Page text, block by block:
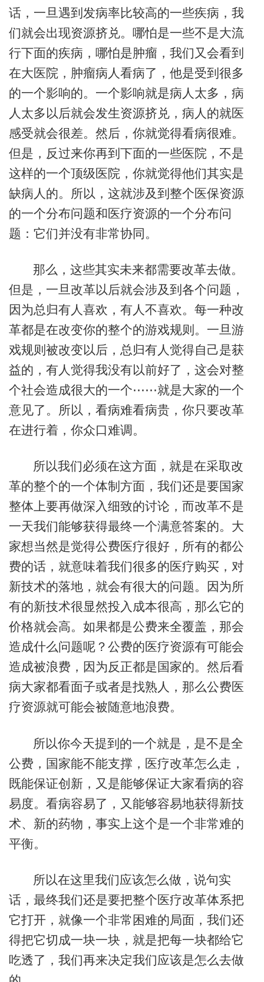
话，一旦遇到发病率比较高的一些疾病，我
们就会出现资源挤兑。哪怕是一些不是大流
行下面的疾病，哪怕是肿瘤，我们又会看到
在大医院，肿瘤病人看病了，他是受到很多
的一个影响的。一个影响就是病人太多，病
人太多以后就会发生资源挤兑，病人的就医
感受就会很差。然后，你就觉得看病很难。
但是，反过来你再到下面的一些医院，不是
这样的一个顶级医院，你就觉得他们其实是
缺病人的。所以，这就涉及到整个医保资源
的一个分布问题和医疗资源的一个分布问
题：它们并没有非常协同。
那么，这些其实未来都需要改革去做。
但是，一旦改革以后就会涉及到各个问题，
因为总归有人喜欢，有人不喜欢。每一种改
革都是在改变你的整个的游戏规则。一旦游
戏规则被改变以后，总归有人觉得自己是获
益的，有人觉得我没有以前好了，这会对整
个社会造成很大的一个⋯⋯就是大家的一个
意见了。所以，看病难看病贵，你只要改革
在进行着，你众口难调。
所以我们必须在这方面，就是在采取改
革的整个的一个体制方面，我们还是要国家
整体上要再做深入细致的讨论，而改革不是
一天我们能够获得最终一个满意答案的。大
家想当然是觉得公费医疗很好，所有的都公
费的话，就意味着我们很多的医疗购买，对
新技术的落地，就会有很大的问题。因为所
有的新技术很显然投入成本很高，那么它的
价格就会高。如果都是公费来全覆盖，那会
造成什么问题呢？公费的医疗资源有可能会
造成被浪费，因为反正都是国家的。然后看
病大家都看面子或者是找熟人，那么公费医
疗资源就可能会被随意地浪费。
所以你今天提到的一个就是，是不是全
公费，国家能不能支撑，医疗改革怎么走，
既能保证创新，又是能够保证大家看病的容
易度。看病容易了，又能够容易地获得新技
术、新的药物，事实上这个是一个非常难的
平衡。
所以在这里我们应该怎么做，说句实
话，最终我们还是要把整个医疗改革体系把
它打开，就像一个非常困难的局面，我们还
得把它切成一块一块，就是把每一块都给它
吃透了，我们再来决定我们应该是怎么去做